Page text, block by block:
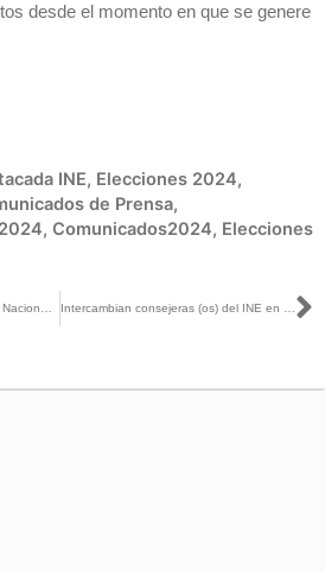
desde el momento en que se genere
INE, Elecciones 2024,
de Prensa,
, Comunicados2024, Elecciones